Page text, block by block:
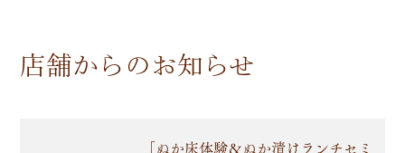
店舗からのお知らせ